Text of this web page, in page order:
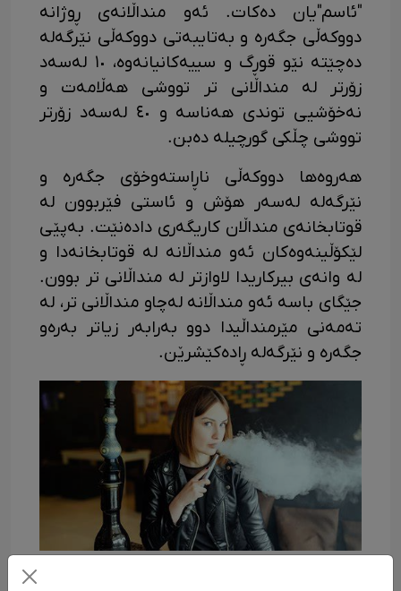
"ئاسم"یان دەکات. ئەو منداڵانەی ڕوژانە
دووکەڵی جگەرە و بەتایبەتی دووکەڵی نێرگەلە
دەچێتە نێو قوڕگ و سییەکانیانەوە، ١٠ لەسەد
زۆرتر لە منداڵانی تر تووشی هەڵامەت و
نەخۆشیی توندی هەناسە و ٤٠ لەسەد زۆرتر
تووشی چڵکی گورچیلە دەبن.
هەروەها دووکەڵی ناڕاستەوخۆی جگەرە و
نێرگەلە لەسەر هۆش و ئاستی فێربوون لە
قوتابخانەی منداڵان کاریگەری دادەنێت. بەپێی
لێکۆڵینەوەکان ئەو منداڵانە لە قوتابخانەدا و
لە وانەی بیرکاریدا لاوازتر لە منداڵانی تر بوون.
جێگای باسە ئەو منداڵانە لەچاو منداڵانی تر، لە
تەمەنی مێرمنداڵیدا دوو بەرابەر زیاتر بەرەو
جگەرە و نێرگەلە ڕادەکێشرێن.